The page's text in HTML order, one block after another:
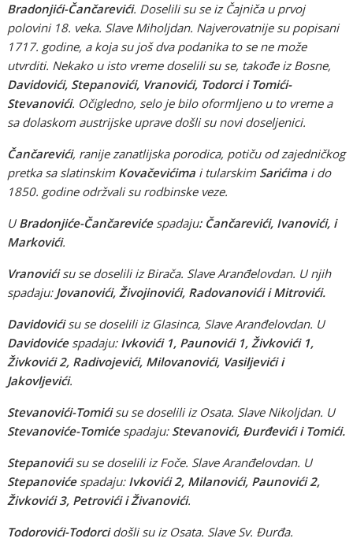
Bradonjići-Čančarevići. Doselili su se iz Čajniča u prvoj
polovini 18. veka. Slave Miholjdan. Najverovatnije su popisani
1717. godine, a koja su još dva podanika to se ne može
utvrditi. Nekako u isto vreme doselili su se, takođe iz Bosne,
Davidovići, Stepanovići, Vranovići, Todorci i Tomići-
Stevanovići. Očigledno, selo je bilo oformljeno u to vreme a
sa dolaskom austrijske uprave došli su novi doseljenici.
Čančarevići, ranije zanatlijska porodica, potiču od zajedničkog
pretka sa slatinskim Kovačevićima i tularskim Sarićima i do
1850. godine održvali su rodbinske veze.
U Bradonjiće-Čančarevićespadaju: Čančarevići, Ivanovići, i
Markovići.
Vranovićisu se doselili iz Birača. Slave Aranđelovdan. U njih
spadaju: Jovanovići, Živojinovići, Radovanovići i Mitrovići.
Davidovićisu se doselili iz Glasinca, Slave Aranđelovdan. U
Davidovićespadaju:Ivkovići 1, Paunovići 1, Živkovići 1,
Živkovići 2, Radivojevići, Milovanovići, Vasiljevići i
Jakovljevići.
Stevanovići-Tomićisu se doselili iz Osata. Slave Nikoljdan. U
Stevanoviće-Tomićespadaju: Stevanovići, Đurđevići i Tomići.
Stepanovićisu se doselili iz Foče. Slave Aranđelovdan. U
Stepanovićespadaju: Ivkovići 2, Milanovići, Paunovići 2,
Živkovići 3, Petrovići i Živanovići.
Todorovići-Todorcidošli su iz Osata. Slave Sv. Đurđa.